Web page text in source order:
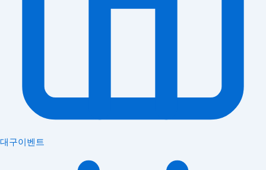
대구이벤트